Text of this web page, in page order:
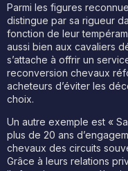
Parmi les figures
distingue par sa rigueur
fonction de leur
aussi bien aux cavaliers
s’attache à offrir un
reconversion chevaux
acheteurs d’éviter les
choix.
Un autre exemple est «
plus de 20 ans
chevaux des circuits
Grâce à leurs relations